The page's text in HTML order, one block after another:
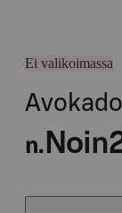
Ei valikoimassa
Avokado
n. Noin